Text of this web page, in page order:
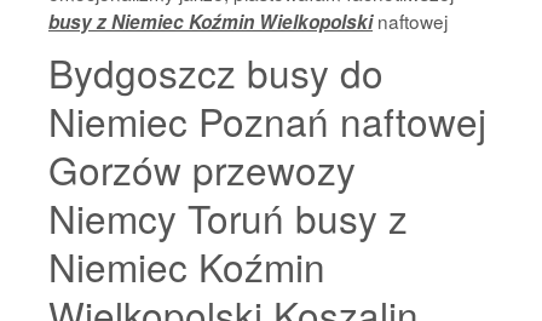
busy z Niemiec Koźmin Wielkopolskinaftowej
Bydgoszcz busy do
Niemiec Poznań naftowej
Gorzów przewozy
Niemcy Toruń busy z
Niemiec Koźmin